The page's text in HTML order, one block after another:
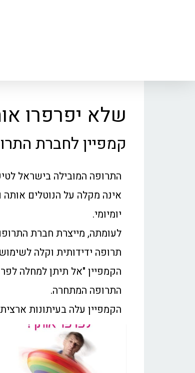
שלא יפרפרו
קמפיין לחברת
התרופה המובילה בישראל
אינה מקלה על הנוטלים אותה
יומיומי.
לעומתה, מייצרת חברת
תרופה ידידותית וקלה
הקמפיין "אל תיתן למחלה
התרופה המתחרה.
הקמפיין עלה בעיתונות